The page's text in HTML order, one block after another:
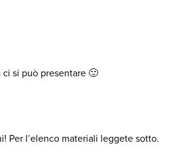
si può presentare 🙂
Per l’elenco materiali leggete sotto.